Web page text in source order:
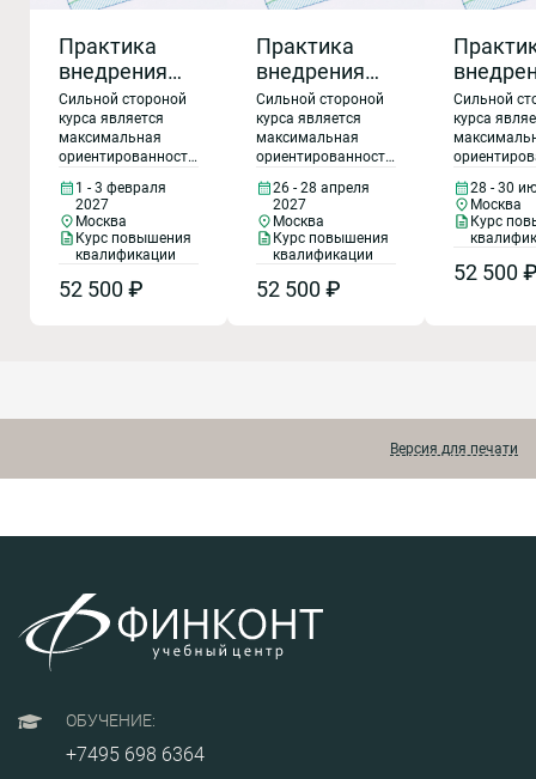
Практика
внедрения
технологии
бережливого
производства
на
предприятии
в 2027 году
Сильной стороной
курса является
максимальная
ориентированность
применение
инструментов
технологии
Бережливого
даются конкретные
производства с
1 - 3 февраля
2027
Москва
Курс повышения
квалификации
52 500 ₽
Практика
внедрения
технологии
бережливого
производства
на
предприятии
в 2027 году
Сильной стороной
курса является
максимальная
ориентированность
применение
инструментов
технологии
Бережливого
даются конкретные
производства с
26 - 28 апреля
2027
Москва
Курс повышения
квалификации
52 500 ₽
на
в 2027
Сильной
курса
применение
технологии
помощью
28 - 30
Москва
Курс
52 500
Версия для печати
ОБУЧЕНИЕ:
+7495 698 6364